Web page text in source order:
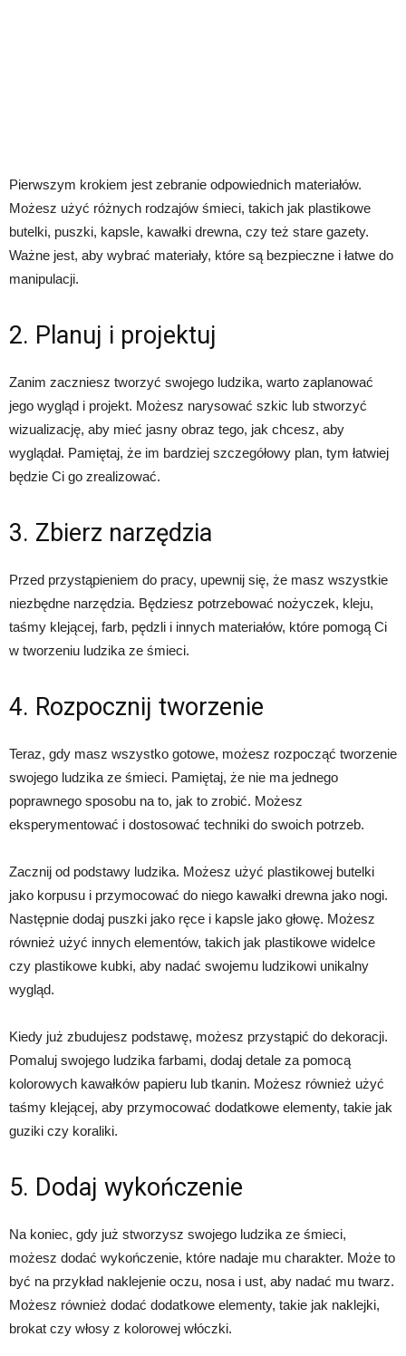
Pierwszym krokiem jest zebranie odpowiednich materiałów.
Możesz użyć różnych rodzajów śmieci, takich jak plastikowe
butelki, puszki, kapsle, kawałki drewna, czy też stare gazety.
Ważne jest, aby wybrać materiały, które są bezpieczne i łatwe do
manipulacji.
2. Planuj i projektuj
Zanim zaczniesz tworzyć swojego ludzika, warto zaplanować
jego wygląd i projekt. Możesz narysować szkic lub stworzyć
wizualizację, aby mieć jasny obraz tego, jak chcesz, aby
wyglądał. Pamiętaj, że im bardziej szczegółowy plan, tym łatwiej
będzie Ci go zrealizować.
3. Zbierz narzędzia
Przed przystąpieniem do pracy, upewnij się, że masz wszystkie
niezbędne narzędzia. Będziesz potrzebować nożyczek, kleju,
taśmy klejącej, farb, pędzli i innych materiałów, które pomogą Ci
w tworzeniu ludzika ze śmieci.
4. Rozpocznij tworzenie
Teraz, gdy masz wszystko gotowe, możesz rozpocząć tworzenie
swojego ludzika ze śmieci. Pamiętaj, że nie ma jednego
poprawnego sposobu na to, jak to zrobić. Możesz
eksperymentować i dostosować techniki do swoich potrzeb.
Zacznij od podstawy ludzika. Możesz użyć plastikowej butelki
jako korpusu i przymocować do niego kawałki drewna jako nogi.
Następnie dodaj puszki jako ręce i kapsle jako głowę. Możesz
również użyć innych elementów, takich jak plastikowe widelce
czy plastikowe kubki, aby nadać swojemu ludzikowi unikalny
wygląd.
Kiedy już zbudujesz podstawę, możesz przystąpić do dekoracji.
Pomaluj swojego ludzika farbami, dodaj detale za pomocą
kolorowych kawałków papieru lub tkanin. Możesz również użyć
taśmy klejącej, aby przymocować dodatkowe elementy, takie jak
guziki czy koraliki.
5. Dodaj wykończenie
Na koniec, gdy już stworzysz swojego ludzika ze śmieci,
możesz dodać wykończenie, które nadaje mu charakter. Może to
być na przykład naklejenie oczu, nosa i ust, aby nadać mu twarz.
Możesz również dodać dodatkowe elementy, takie jak naklejki,
brokat czy włosy z kolorowej włóczki.